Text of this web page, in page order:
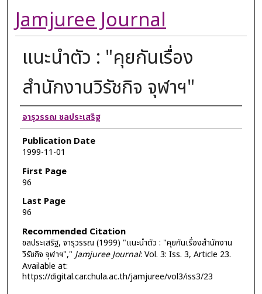
Jamjuree Journal
แนะนำตัว : "คุยกันเรื่อง
สำนักงานวิรัชกิจ จุฬาฯ"
Authors
จารุวรรณ ชลประเสริฐ
Publication Date
1999-11-01
First Page
96
Last Page
96
Recommended Citation
ชลประเสริฐ, จารุวรรณ (1999) "แนะนำตัว : "คุยกันเรื่องสำนักงาน
วิรัชกิจ จุฬาฯ"," Jamjuree Journal: Vol. 3: Iss. 3, Article 23.
Available at:
https://digital.car.chula.ac.th/jamjuree/vol3/iss3/23